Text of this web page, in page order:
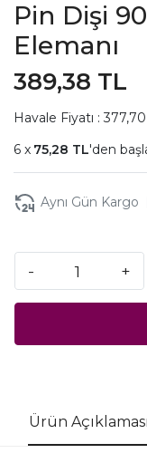
Pin Dişi
Elemanı
389,38 TL
Havale Fiyatı : 377,70
75,28 TL'den
Aynı Gün Kargo
- +
Ürün Açıklaması